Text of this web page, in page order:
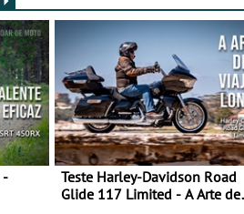
-
Teste Harley-Davidson Road
Glide 117 Limited - A Arte de